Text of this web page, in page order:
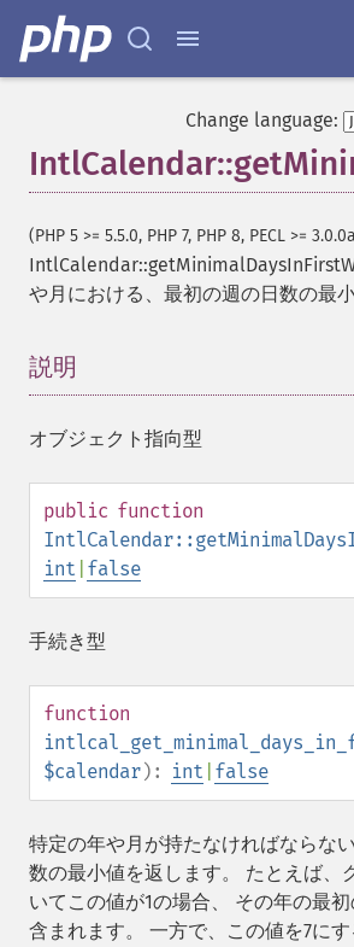
Change language:
(PHP 5 >= 5.5.0, PHP 7, PHP 8, PECL >=
や月における、最初の週の日数の最
説明
オブジェクト指向型
public function
int false
手続き型
function
$calendar): int false
特定の年や月が持たなければならな
数の最小値を返します。 たとえば、
いてこの値が1の場合、 その年の最
含まれます。 一方で、この値を7に